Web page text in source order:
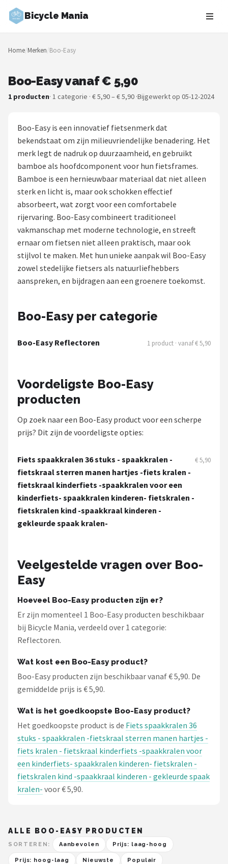
Bicycle Mania
Zoeken
NAVIGATIE
Merken
Blog
Stadsfietsen
Elektrische fietsen
Mountainbikes
Shop
Basil
AXA
BBB Cycling
Schwalbe
Voltano
Shimano
Alle merken →
Home/Merken/Boo-Easy
Boo-Easy vanaf € 5,90
1 producten· 1 categorie · € 5,90 – € 5,90 ·Bijgewerkt op 05-12-2024
Boo-Easy is een innovatief fietsenmerk dat
bekendstaat om zijn milieuvriendelijke benadering. Het
merk legt de nadruk op duurzaamheid, en gebruikt
bamboe als hoofdcomponent voor hun fietsframes.
Bamboe is een hernieuwbaar materiaal dat niet alleen
sterk en licht is, maar ook schokken effectief
absorbeert, wat zorgt voor een comfortabele
rijervaring. Boo-Easy combineert traditioneel
vakmanschap met moderne technologie, en streeft
ernaar om fietsen niet alleen praktisch, maar ook
stijlvol te maken. Met hun unieke aanpak wil Boo-Easy
zowel stedelijke fietsers als natuurliefhebbers
aanspreken, en bijdragen aan een groenere toekomst.
Boo-Easy per categorie
Boo-Easy Reflectoren 1 product · vanaf € 5,90
Voordeligste Boo-Easy
producten
Op zoek naar een Boo-Easy product voor een scherpe
prijs? Dit zijn de voordeligste opties:
Fiets spaakkralen 36 stuks - spaakkralen -
fietskraal sterren manen hartjes -fiets kralen -
fietskraal kinderfiets -spaakkralen voor een
kinderfiets- spaakkralen kinderen- fietskralen -
fietskralen kind -spaakkraal kinderen -
gekleurde spaak kralen-
€ 5,90
Veelgestelde vragen over Boo-
Easy
Hoeveel Boo-Easy producten zijn er?
Er zijn momenteel 1 Boo-Easy producten beschikbaar
bij Bicycle Mania, verdeeld over 1 categorie:
Reflectoren.
Wat kost een Boo-Easy product?
Boo-Easy producten zijn beschikbaar vanaf € 5,90. De
gemiddelde prijs is € 5,90.
Wat is het goedkoopste Boo-Easy product?
Het goedkoopste product is de Fiets spaakkralen 36
stuks - spaakkralen -fietskraal sterren manen hartjes -
fiets kralen - fietskraal kinderfiets -spaakkralen voor
een kinderfiets- spaakkralen kinderen- fietskralen -
fietskralen kind -spaakkraal kinderen - gekleurde spaak
kralen- voor € 5,90.
ALLE BOO-EASY PRODUCTEN
SORTEREN: Aanbevolen Prijs: laag-hoog
Prijs: hoog-laag Nieuwste Populair